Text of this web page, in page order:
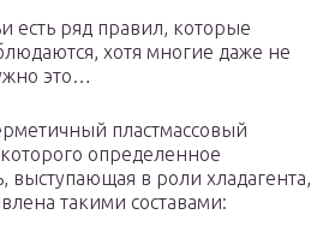
есть ряд правил, которые
хотя многие даже не
это…
пластмассовый
определенное
выступающая в роли хладагента,
такими составами: